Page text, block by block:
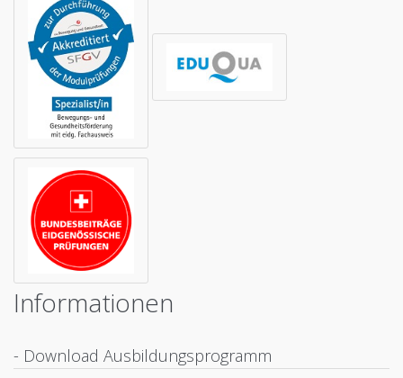
Informationen
- Download Ausbildungsprogramm